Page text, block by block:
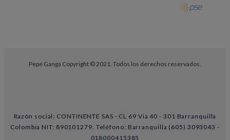
Pepe Ganga Copyright © 2021. Todos los derechos reservados.
Razón social: CONTINENTE SAS - CL 69 Via 40 - 301 Barranquilla
Colombia NIT: 890101279. Teléfono: Barranquilla (605) 3093043 -
018000415385